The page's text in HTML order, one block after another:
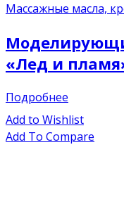
Массажные масла,
«Лед и
Подробнее
Add to Wishlist
Add To Compare